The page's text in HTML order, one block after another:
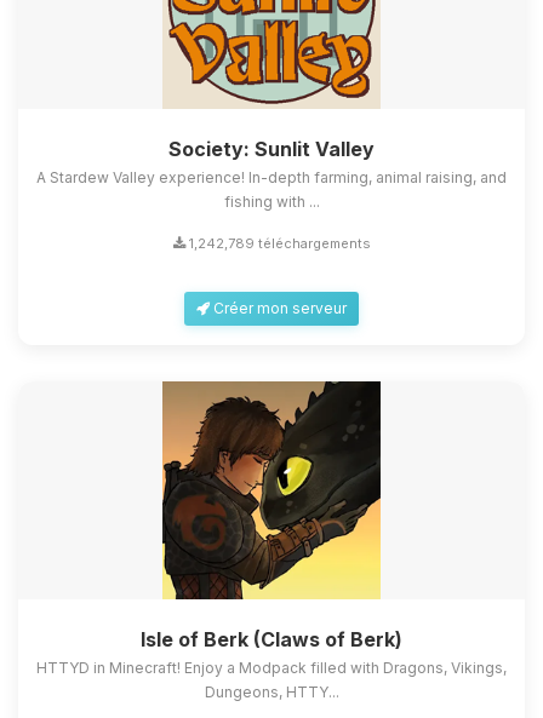
Society: Sunlit Valley
A Stardew Valley experience! In-depth farming, animal raising, and
fishing with ...
1,242,789 téléchargements
Créer mon serveur
Isle of Berk (Claws of Berk)
HTTYD in Minecraft! Enjoy a Modpack filled with Dragons, Vikings,
Dungeons, HTTY...